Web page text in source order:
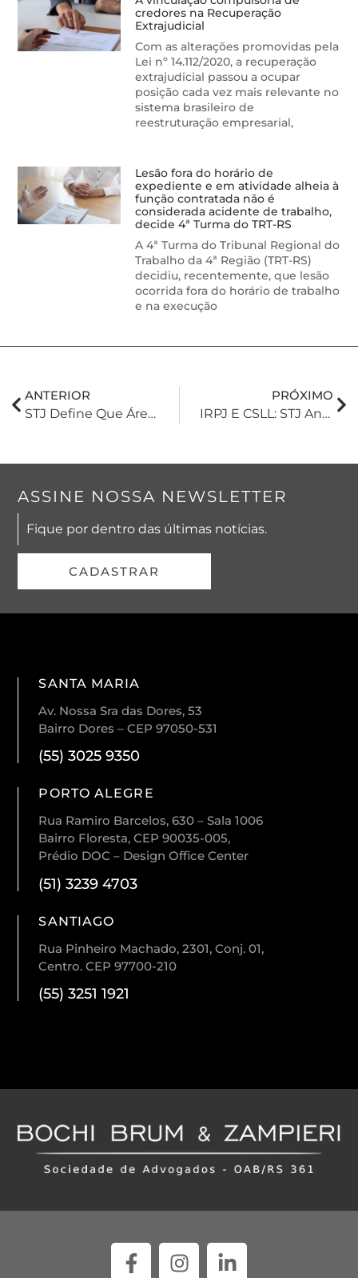
credores na Recuperação
Extrajudicial
Com as alterações promovidas pela
Lei nº 14.112/2020, a recuperação
extrajudicial passou a ocupar
posição cada vez mais relevante no
sistema brasileiro de
reestruturação empresarial,
Lesão fora do horário de
expediente e em atividade alheia à
função contratada não é
considerada acidente de trabalho,
decide 4ª Turma do TRT-RS
A 4ª Turma do Tribunal Regional do
Trabalho da 4ª Região (TRT-RS)
decidiu, recentemente, que lesão
ocorrida fora do horário de trabalho
e na execução
ANTERIOR
STJ Define Que Áreas De Preservação Permanente E De Reserva Legal Não Integram O Cálculo Do Porte De Imóveis Rurais
PRÓXIMO
IRPJ E CSLL: STJ Analisa A Dedução De Juros Retroativos Sobre O Capital Próprio
ASSINE NOSSA NEWSLETTER
Fique por dentro das últimas notícias.
CADASTRAR
SANTA MARIA
Av. Nossa Sra das Dores, 53
Bairro Dores – CEP 97050-531
(55) 3025 9350
PORTO ALEGRE
Rua Ramiro Barcelos, 630 – Sala 1006
Bairro Floresta, CEP 90035-005,
Prédio DOC – Design Office Center
(51) 3239 4703
SANTIAGO
Rua Pinheiro Machado, 2301, Conj. 01,
Centro. CEP 97700-210
(55) 3251 1921